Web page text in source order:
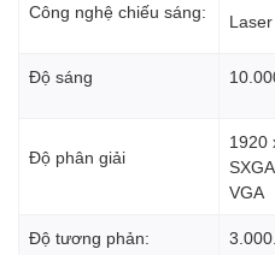
Công nghệ chiếu sáng: Laser
Độ sáng
Độ phân giải
1920
VGA
Độ tương phản: